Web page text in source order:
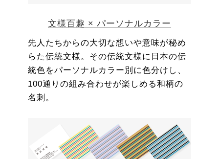
文様百趣 × パーソナルカラー
先人たちからの大切な想いや意味が秘め
らた伝統文様。その伝統文様に日本の伝
統色をパーソナルカラー別に色分けし、
100通りの組み合わせが楽しめる和柄の
名刺。